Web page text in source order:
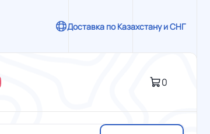
Доставка по Казахстану и СНГ
0